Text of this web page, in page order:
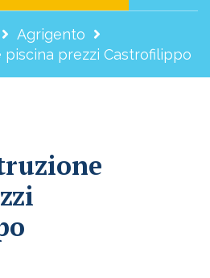
Agrigento
prezzi Castrofilippo